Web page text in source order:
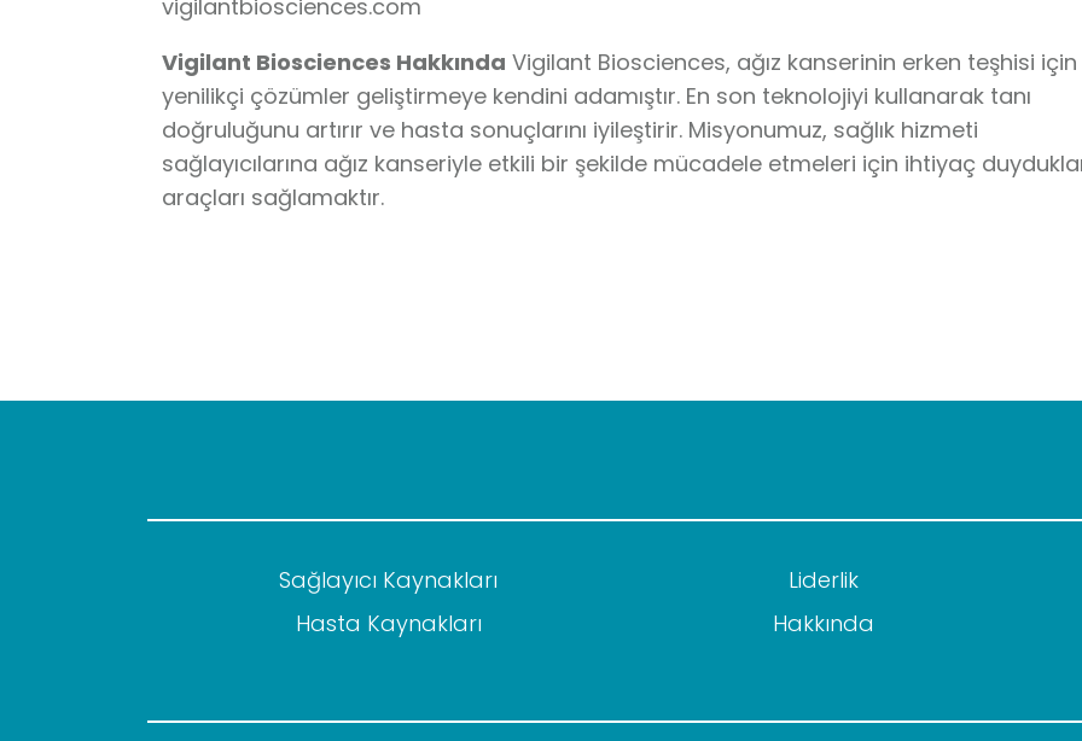
vigilantbiosciences.com
Vigilant Biosciences Hakkında Vigilant Biosciences, ağız kanserinin erken teşhisi için
yenilikçi çözümler geliştirmeye kendini adamıştır. En son teknolojiyi kullanarak tanı
doğruluğunu artırır ve hasta sonuçlarını iyileştirir. Misyonumuz, sağlık hizmeti
sağlayıcılarına ağız kanseriyle etkili bir şekilde mücadele etmeleri için ihtiyaç
araçları sağlamaktır.
Sağlayıcı Kaynakları
Hasta Kaynakları
Liderlik
Hakkında